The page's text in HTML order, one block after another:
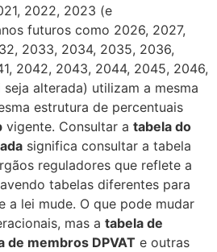
2022, 2023 (e
futuros como 2026, 2027,
2033, 2034, 2035, 2036,
2042, 2043, 2044, 2045, 2046,
alterada) utilizam a mesma
estrutura de percentuais
vigente. Consultar a tabela do
significa consultar a tabela
reguladores que reflete a
tabelas diferentes para
a lei mude. O que pode mudar
mas a tabela de
de membros DPVAT e outras